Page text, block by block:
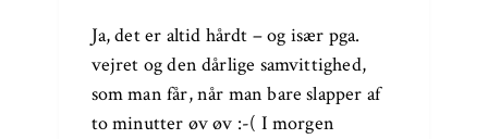
Ja, det er altid hårdt – og især pga.
vejret og den dårlige samvittighed,
som man får, når man bare slapper af
to minutter øv øv :-( I morgen